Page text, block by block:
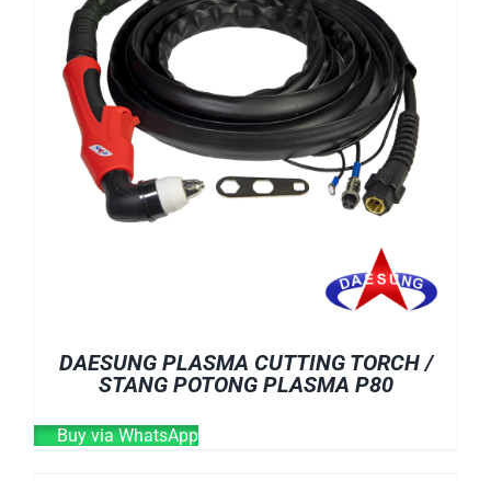
DAESUNG PLASMA CUTTING TORCH /
STANG POTONG PLASMA P80
Buy via WhatsApp